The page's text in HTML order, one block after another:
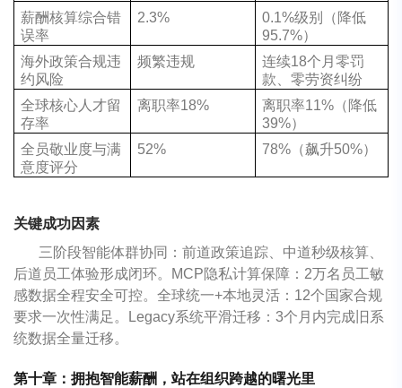
薪酬核算综合错
误率
2.3%
0.1%级别（降低
95.7%）
海外政策合规违
约风险
频繁违规
连续18个月零罚
款、零劳资纠纷
全球核心人才留
存率
离职率18%
离职率11%（降低
39%）
全员敬业度与满
意度评分
52% 78%（飙升50%）
关键成功因素
三阶段智能体群协同：前道政策追踪、中道秒级核算、
后道员工体验形成闭环。MCP隐私计算保障：2万名员工敏
感数据全程安全可控。全球统一+本地灵活：12个国家合规
要求一次性满足。Legacy系统平滑迁移：3个月内完成旧系
统数据全量迁移。
第十章：拥抱智能薪酬，站在组织跨越的曙光里